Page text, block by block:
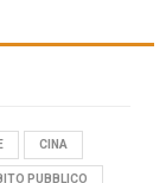
CINA
PUBBLICO